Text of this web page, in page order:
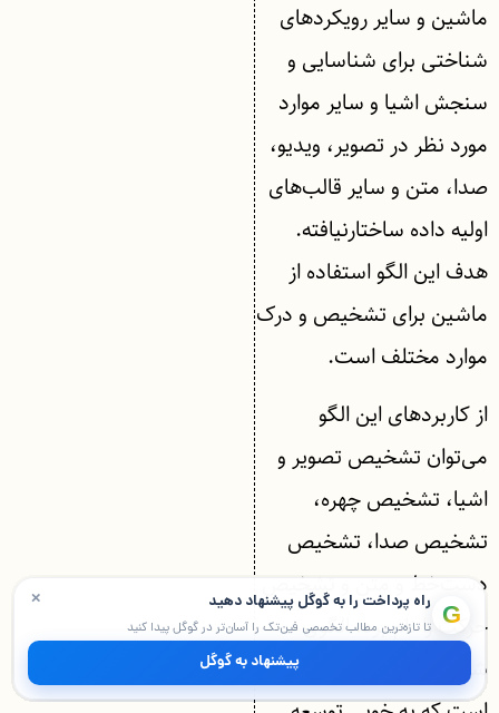
ماشین و سایر رویکردهای
شناختی برای شناسایی و
سنجش اشیا و سایر موارد
مورد نظر در تصویر، ویدیو،
صدا، متن و سایر قالب‌های
اولیه داده‌ ساختارنیافته.
هدف این الگو استفاده از
ماشین برای تشخیص و درک
موارد مختلف است.
از کاربردهای این الگو
می‌توان تشخیص تصویر و
اشیا، تشخیص چهره،
تشخیص صدا، تشخیص
دست‌خط و متن و تشخیص
حرکت را نام برد. الگوی
شناسایی جزو الگوهایی
× G راه پرداخت را به گوگل پیشنهاد دهید
تا تازه‌ترین مطالب تخصصی فین‌تک را آسان‌تر در گوگل پیدا کنید
پیشنهاد به گوگل